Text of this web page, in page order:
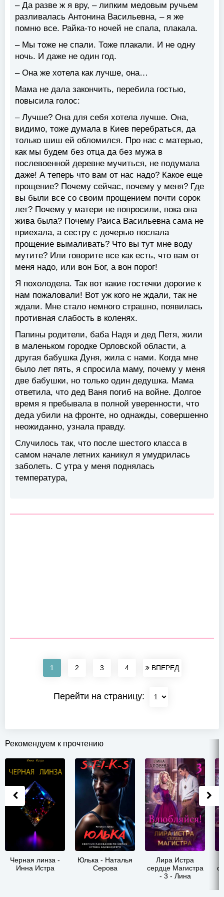
– Да разве ж я вру, – липким медовым ручьем
разливалась Антонина Васильевна, – я же
помню все. Райка-то ночей не спала, плакала.
– Мы тоже не спали. Тоже плакали. И не одну
ночь. И даже не один год.
– Она же хотела как лучше, она…
Мама не дала закончить, перебила гостью,
повысила голос:
– Лучше? Она для себя хотела лучше. Она,
видимо, тоже думала в Киев перебраться, да
только шиш ей обломился. Про нас с матерью,
как мы будем без отца да без мужа в
послевоенной деревне мучиться, не подумала
даже! А теперь что вам от нас надо? Какое еще
прощение? Почему сейчас, почему у меня? Где
вы были все со своим прощением почти сорок
лет? Почему у матери не попросили, пока она
жива была? Почему Раиса Васильевна сама не
приехала, а сестру с дочерью послала
прощение вымаливать? Что вы тут мне воду
мутите? Или говорите все как есть, что вам от
меня надо, или вон Бог, а вон порог!
Я похолодела. Так вот какие гостечки дорогие к
нам пожаловали! Вот уж кого не ждали, так не
ждали. Мне стало немного страшно, появилась
противная слабость в коленях.
Папины родители, баба Надя и дед Петя, жили
в маленьком городке Орловской области, а
другая бабушка Дуня, жила с нами. Когда мне
было лет пять, я спросила маму, почему у меня
две бабушки, но только один дедушка. Мама
ответила, что дед Ваня погиб на войне. Долгое
время я пребывала в полной уверенности, что
деда убили на фронте, но однажды, совершенно
неожиданно, узнала правду.
Случилось так, что после шестого класса в
самом начале летних каникул я умудрилась
заболеть. С утра у меня поднялась
температура,
1 2 3 4 ВПЕРЕД
Перейти на страницу:
Рекомендуем к прочтению
Черная линза -
Инна Истра
Юлька - Наталья
Серова
Лира Истра
сердце Магистра
- 3 - Лина